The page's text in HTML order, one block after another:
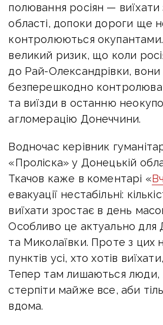
полювання росіян — виїхати
області, допоки дороги ще
контролюються
великий ризик, що коли
до Рай-Олександрівки,
безперешкодно
та виїзди в останню
агломерацію Донеччини.
Водночас керівник
«Проліска» у Донецькій
Ткачов каже в коментарі «
евакуації нестабільні:
виїхати зростає в день
Особливо це актуально для
та Миколаївки. Проте з цих
пунктів усі, хто хотів
Тепер там лишаються люди,
стерпіти майже все, аби
вдома.